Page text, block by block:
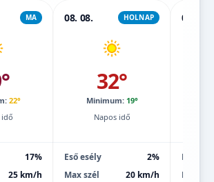
MA
22°
idő
17%
25 km/h
08. 08. HOLNAP
32°
Minimum: 19°
Napos idő
Eső esély
2%
Max szél
20 km/h
08. 09.
Eső
Max